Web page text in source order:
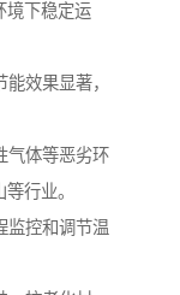
境下稳定运
效果显著，
气体等恶劣环
行业。
监控和调节温